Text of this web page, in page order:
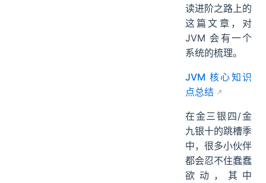
读进阶之路上的
这篇文章，对
JVM 会有一个
系统的梳理。
JVM 核心知识
点总结
在金三银四/金
九银十的跳槽季
中，很多小伙伴
都会忍不住蠢蠢
欲动，其中